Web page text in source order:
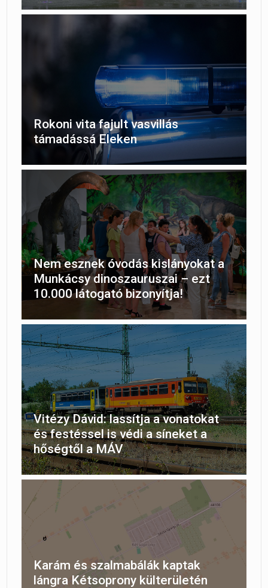
Rokoni vita fajult vasvillás
támadássá Eleken
Nem esznek óvodás kislányokat a
Munkácsy dinoszauruszai – ezt
10.000 látogató bizonyítja!
Vitézy Dávid: lassítja a vonatokat
és festéssel is védi a síneket a
hőségtől a MÁV
Karám és szalmabálák kaptak
lángra Kétsoprony külterületén